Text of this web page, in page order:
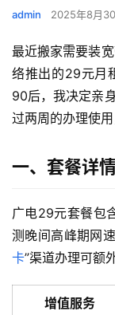
admin 2025年8月
最近搬家需要装
络推出的29元月
90后，我决定亲
过两周的办理使
一、套餐详
广电29元套餐包
测晚间高峰期网
卡”渠道办理可额
增值服务